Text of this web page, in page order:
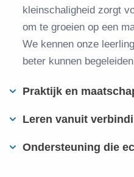
kleinschaligheid zorgt
om te groeien op een
We kennen onze
beter kunnen
Praktijk en
Leren vanuit
Ondersteuning die